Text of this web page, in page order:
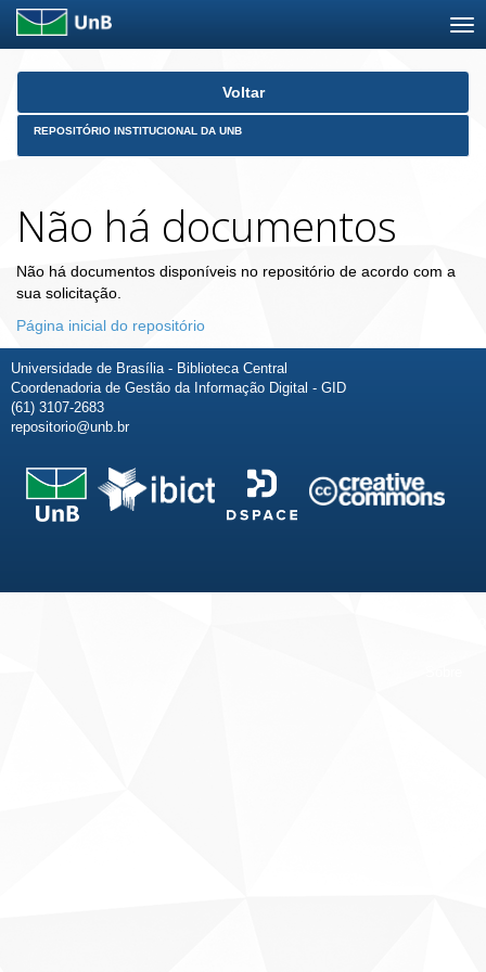
Skip
Voltar
REPOSITÓRIO INSTITUCIONAL DA UNB
Não há documentos
Não há documentos disponíveis no repositório de acordo com a
sua solicitação.
Página inicial do repositório
Universidade de Brasília - Biblioteca Central
Coordenadoria de Gestão da Informação Digital - GID
(61) 3107-2683
repositorio@unb.br